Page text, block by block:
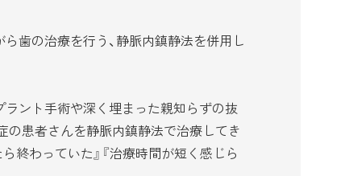
歯の治療を行う、静脈内鎮静法を併用し
ント手術や深く埋まった親知らずの抜
の患者さんを静脈内鎮静法で治療してき
終わっていた』『治療時間が短く感じら